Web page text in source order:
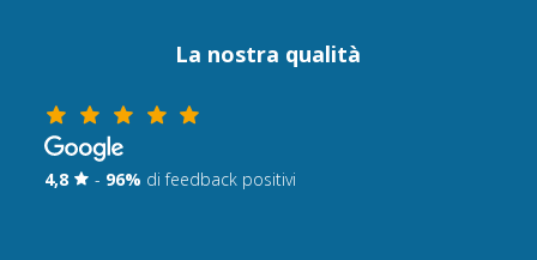
La nostra qualità
4,8 - 96% di feedback positivi